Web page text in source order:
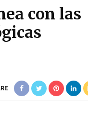
con las